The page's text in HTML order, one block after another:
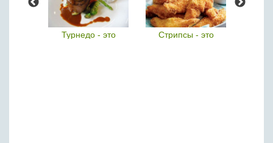
Турнедо - это Стрипсы - это